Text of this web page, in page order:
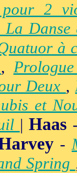
pour 2
La
à
,
Deux ,
et
|Haas
-
Spring